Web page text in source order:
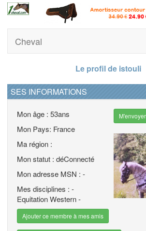
Cheval
Le profil de istouli
SES INFORMATIONS
Mon âge : 53ans
Mon Pays: France
Ma région :
Mon statut : déConnecté
Mon adresse MSN : -
Mes disciplines : -
Equitation Western -
Ajouter ce membre à mes amis